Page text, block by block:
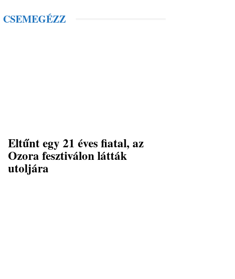
CSEMEGÉZZ
Eltűnt egy 21 éves fiatal, az
Ozora fesztiválon látták
utoljára